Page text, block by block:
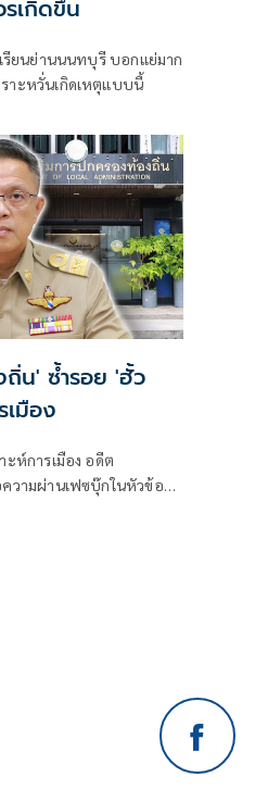
เกิดขึ้น
เรียนย่านนนทบุรี บอกแย่มาก
าะหวั่นเกิดเหตุแบบนี้
น' ซ้ำรอย 'ฮั้ว
เมือง
ะห์การเมือง อดีต
วามผ่านเฟซบุ๊กในหัวข้อ